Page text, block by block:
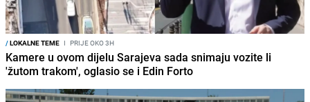
/LOKALNE TEME I PRIJE OKO 3H
Kamere u ovom dijelu Sarajeva sada snimaju vozite li
'žutom trakom', oglasio se i Edin Forto